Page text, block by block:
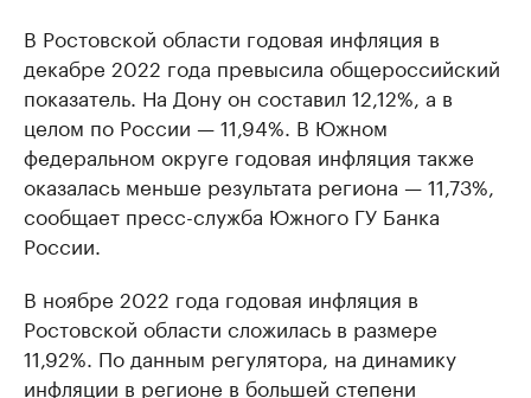
В Ростовской области годовая инфляция в
декабре 2022 года превысила общероссийский
показатель. На Дону он составил 12,12%, а в
целом по России — 11,94%. В Южном
федеральном округе годовая инфляция также
оказалась меньше результата региона — 11,73%,
сообщает пресс-служба Южного ГУ Банка
России.
В ноябре 2022 года годовая инфляция в
Ростовской области сложилась в размере
11,92%. По данным регулятора, на динамику
инфляции в регионе в большей степени